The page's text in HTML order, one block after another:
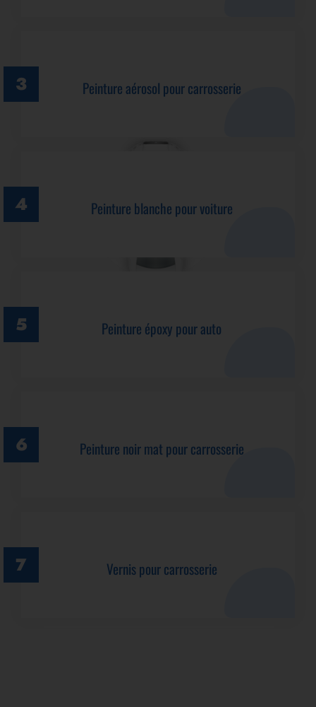
Peinture aérosol pour carrosserie
Peinture blanche pour voiture
Peinture époxy pour auto
Peinture noir mat pour carrosserie
Vernis pour carrosserie